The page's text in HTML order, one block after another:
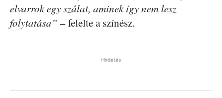
elvarrok egy szálat, aminek így nem lesz
folytatása” – felelte a színész.
Hirdetés